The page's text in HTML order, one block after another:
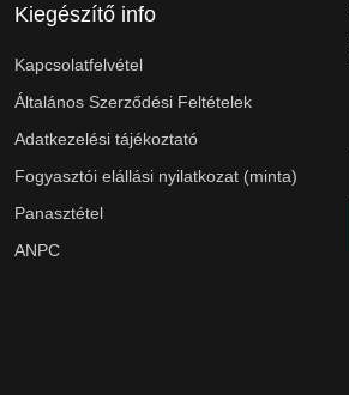
Kiegészítő info
Kapcsolatfelvétel
Általános Szerződési Feltételek
Adatkezelési tájékoztató
Fogyasztói elállási nyilatkozat (minta)
Panasztétel
ANPC